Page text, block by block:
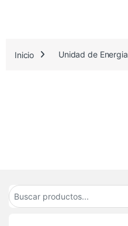
4
7
Inicio Unidad de Energia